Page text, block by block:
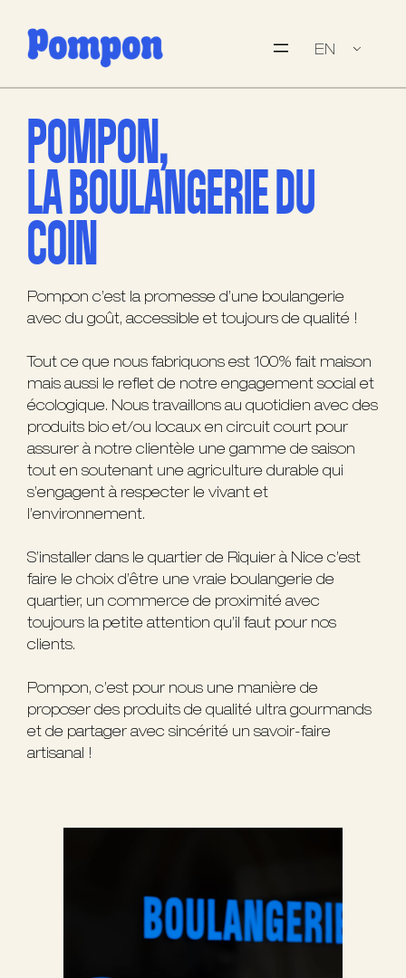
EN
POMPON,
LA BOULANGERIE DU
COIN
Pompon c’est la promesse d’une boulangerie
avec du goût, accessible et toujours de qualité !
Tout ce que nous fabriquons est 100% fait maison
mais aussi le reflet de notre engagement social et
écologique. Nous travaillons au quotidien avec des
produits bio et/ou locaux en circuit court pour
assurer à notre clientèle une gamme de saison
tout en soutenant une agriculture durable qui
s’engagent à respecter le vivant et
l’environnement.
S’installer dans le quartier de Riquier à Nice c’est
faire le choix d’être une vraie boulangerie de
quartier, un commerce de proximité avec
toujours la petite attention qu’il faut pour nos
clients.
Pompon, c’est pour nous une manière de
proposer des produits de qualité ultra gourmands
et de partager avec sincérité un savoir-faire
artisanal !